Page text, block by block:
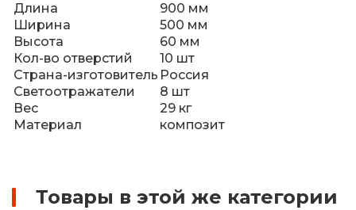
Длина
900 мм
Ширина
500 мм
Высота
60 мм
Кол-во отверстий
10 шт
Страна-изготовитель Россия
Светоотражатели
8 шт
Вес
29 кг
Материал
композит
Товары в этой же категории